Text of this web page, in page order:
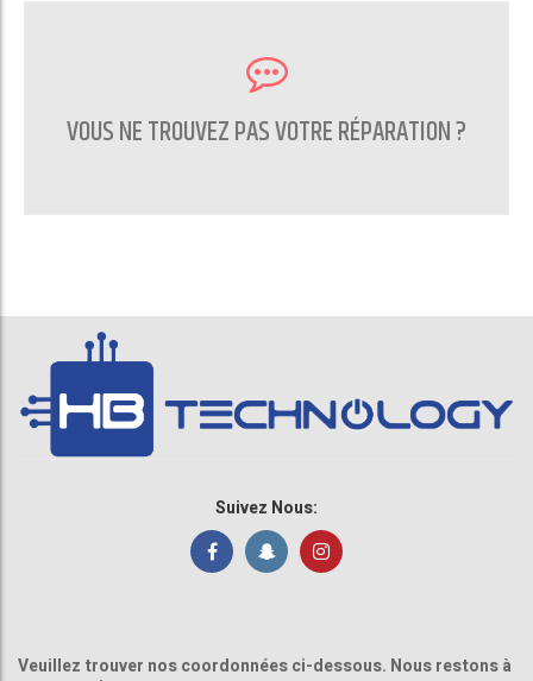
VOUS NE TROUVEZ PAS VOTRE RÉPARATION ?
CONTACTEZ NOUS
Suivez Nous:
Veuillez trouver nos coordonnées ci-dessous. Nous restons à